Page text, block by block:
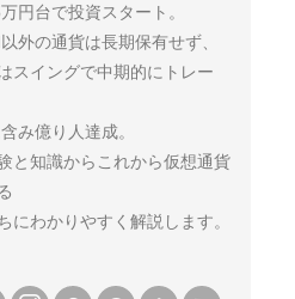
円台で投資スタート。
外の通貨は長期保有せず、
スイングで中期的にトレー
み億り人達成。
と知識からこれから仮想通貨
にわかりやすく解説します。